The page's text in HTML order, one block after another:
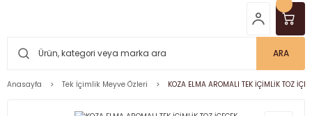
ARA
Anasayfa Tek İçimlik Meyve Özleri KOZA ELMA AROMALI TEK İÇİMLİK TOZ